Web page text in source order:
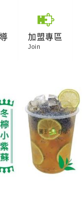
加盟專區
Join